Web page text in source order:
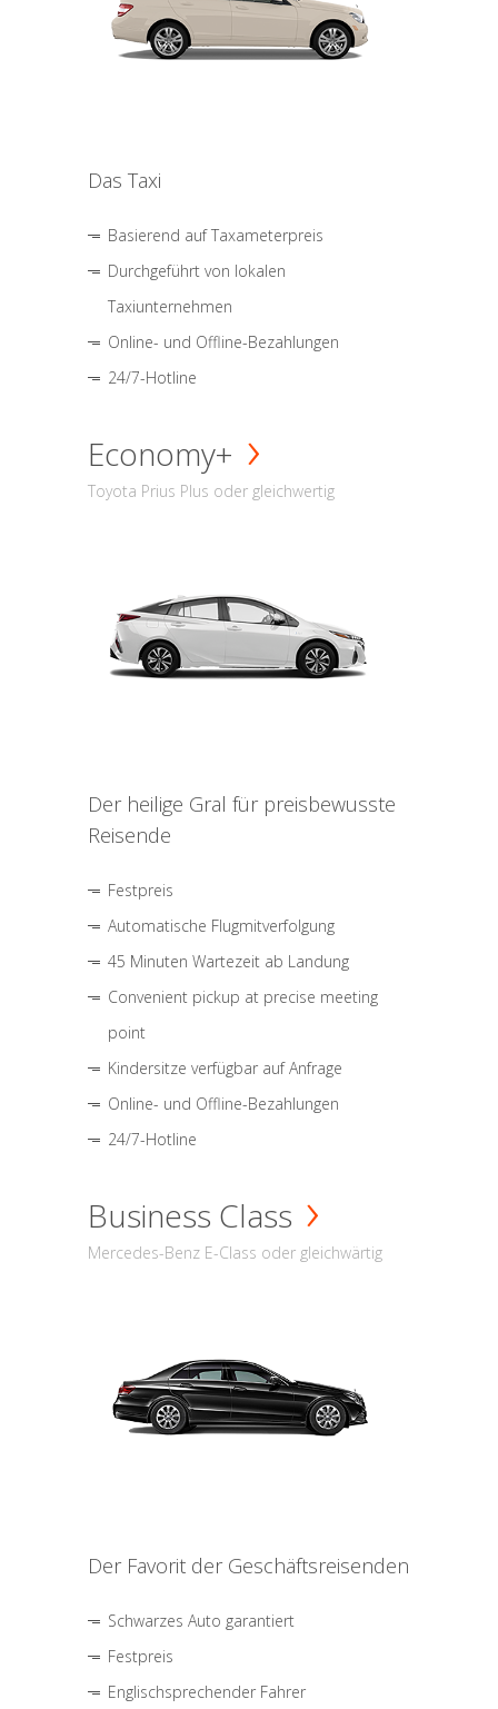
Das Taxi
Basierend auf Taxameterpreis
Durchgeführt von lokalen
Taxiunternehmen
Online- und Offline-Bezahlungen
24/7-Hotline
Economy+
Toyota Prius Plus oder gleichwertig
Der heilige Gral für preisbewusste
Reisende
Festpreis
Automatische Flugmitverfolgung
45 Minuten Wartezeit ab Landung
Convenient pickup at precise meeting
point
Kindersitze verfügbar auf Anfrage
Online- und Offline-Bezahlungen
24/7-Hotline
Business Class
Mercedes-Benz E-Class oder gleichwärtig
Der Favorit der Geschäftsreisenden
Schwarzes Auto garantiert
Festpreis
Englischsprechender Fahrer